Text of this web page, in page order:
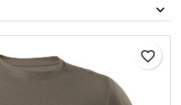
favorite_border